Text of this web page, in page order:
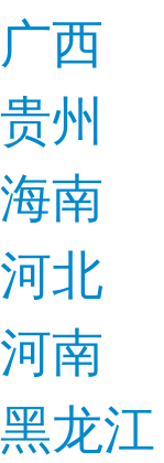
广西
贵州
海南
河北
河南
黑龙江